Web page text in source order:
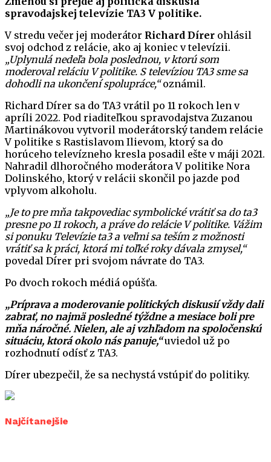
spravodajskej televízie TA3 V politike.
V stredu večer jej moderátor Richard Dírer ohlásil
svoj odchod z relácie, ako aj koniec v televízii.
„Uplynulá nedeľa bola poslednou, v ktorú som
moderoval reláciu V politike. S televíziou TA3 sme sa
dohodli na ukončení spolupráce,“oznámil.
Richard Dírer sa do TA3 vrátil po 11 rokoch len v
apríli 2022. Pod riaditeľkou spravodajstva Zuzanou
Martinákovou vytvoril moderátorský tandem relácie
V politike s Rastislavom Ilievom, ktorý sa do
horúceho televízneho kresla posadil ešte v máji 2021.
Nahradil dlhoročného moderátora V politike Nora
Dolinského, ktorý v relácii skončil po jazde pod
vplyvom alkoholu.
„Je to pre mňa takpovediac symbolické vrátiť sa do ta3
presne po 11 rokoch, a práve do relácie V politike. Vážim
si ponuku Televízie ta3 a veľmi sa teším z možnosti
vrátiť sa k práci, ktorá mi toľké roky dávala zmysel,“
povedal Dírer pri svojom návrate do TA3.
Po dvoch rokoch médiá opúšťa.
„Príprava a moderovanie politických diskusií vždy dali
zabrať, no najmä posledné týždne a mesiace boli pre
mňa náročné. Nielen, ale aj vzhľadom na spoločenskú
situáciu, ktorá okolo nás panuje,“uviedol už po
rozhodnutí odísť z TA3.
Dírer ubezpečil, že sa nechystá vstúpiť do politiky.
Najčítanejšie